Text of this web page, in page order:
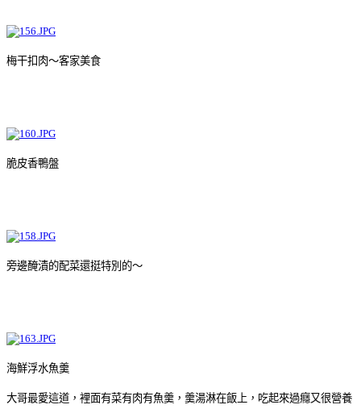
梅干扣肉～客家美食
脆皮香鴨盤
旁邊醃漬的配菜還挺特別的～
海鮮浮水魚羹
大哥最愛這道，裡面有菜有肉有魚羹，羹湯淋在飯上，吃起來過癮又很營養